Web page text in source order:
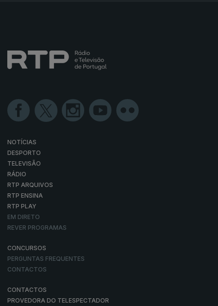
NOTÍCIAS
DESPORTO
TELEVISÃO
RÁDIO
RTP ARQUIVOS
RTP ENSINA
RTP PLAY
EM DIRETO
REVER PROGRAMAS
CONCURSOS
PERGUNTAS FREQUENTES
CONTACTOS
CONTACTOS
PROVEDORA DO TELESPECTADOR